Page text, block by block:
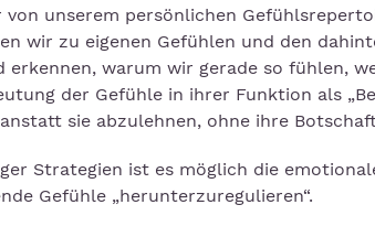
von unserem persönlichen
wir zu eigenen Gefühlen und den
erkennen, warum wir gerade so fühlen,
der Gefühle in ihrer Funktion als
sie abzulehnen, ohne ihre
Strategien ist es möglich die
Gefühle „herunterzuregulieren“.